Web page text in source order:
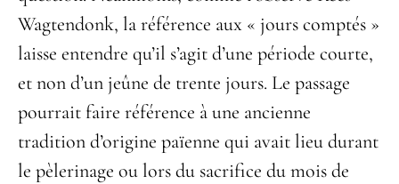
Wagtendonk, la référence aux « jours comptés »
laisse entendre qu’il s’agit d’une période courte,
et non d’un jeûne de trente jours. Le passage
pourrait faire référence à une ancienne
tradition d’origine païenne qui avait lieu durant
le pèlerinage ou lors du sacrifice du mois de